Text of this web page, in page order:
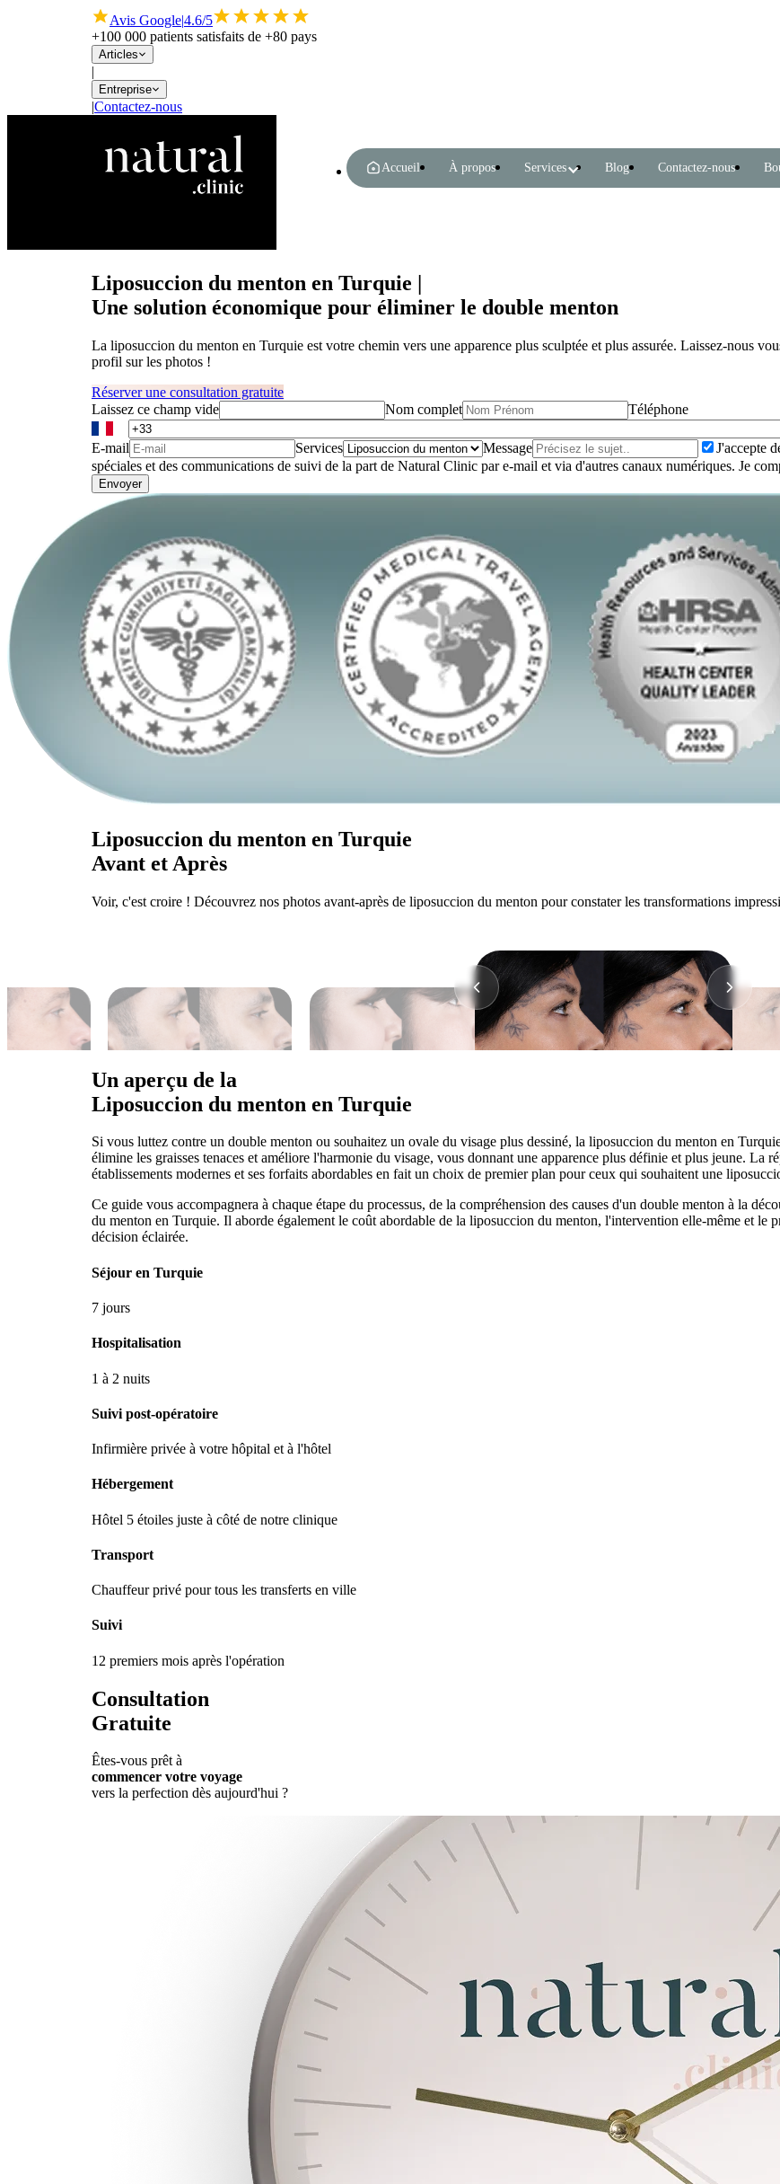
Avis Google|4.6/5
+100 000 patients satisfaits de +80 pays
Articles
|
Entreprise
|Contactez-nous
Accueil À propos Services Blog Contactez-nous
Liposuccion du menton en Turquie |
Une solution économique pour éliminer le double menton
La liposuccion du menton en Turquie est votre chemin vers une apparence plus sculptée et plus assurée. Laissez-nous
profil sur les photos !
Réserver une consultation gratuite
Laissez ce champ vide
Nom complet Téléphone
E-mail Services Message
J'accepte
spéciales et des communications de suivi de la part de Natural Clinic par e-mail et via d'autres canaux numériques. Je
Envoyer
Liposuccion du menton en Turquie
Avant et Après
Voir, c'est croire ! Découvrez nos photos avant-après de liposuccion du menton pour constater les transformations
Un aperçu de la
Liposuccion du menton en Turquie
Si vous luttez contre un double menton ou souhaitez un ovale du visage plus dessiné, la liposuccion du menton en
élimine les graisses tenaces et améliore l'harmonie du visage, vous donnant une apparence plus définie et plus jeune. La
établissements modernes et ses forfaits abordables en fait un choix de premier plan pour ceux qui souhaitent une
Ce guide vous accompagnera à chaque étape du processus, de la compréhension des causes d'un double menton à la
du menton en Turquie. Il aborde également le coût abordable de la liposuccion du menton, l'intervention elle-même et le
décision éclairée.
Séjour en Turquie
7 jours
Hospitalisation
1 à 2 nuits
Suivi post-opératoire
Infirmière privée à votre hôpital et à l'hôtel
Hébergement
Hôtel 5 étoiles juste à côté de notre clinique
Transport
Chauffeur privé pour tous les transferts en ville
Suivi
12 premiers mois après l'opération
Consultation
Gratuite
Êtes-vous prêt à
commencer votre voyage
vers la perfection dès aujourd'hui ?